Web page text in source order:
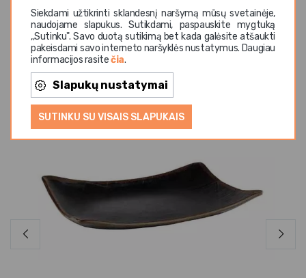
Siekdami užtikrinti sklandesnį naršymą mūsų svetainėje,
naudojame slapukus. Sutikdami, paspauskite mygtuką
,,Sutinku". Savo duotą sutikimą bet kada galėsite atšaukti
pakeisdami savo interneto naršyklės nustatymus. Daugiau
informacijos rasitečia.
Slapukų nustatymai
SUTINKU SU VISAIS SLAPUKAIS
Panašios prekės